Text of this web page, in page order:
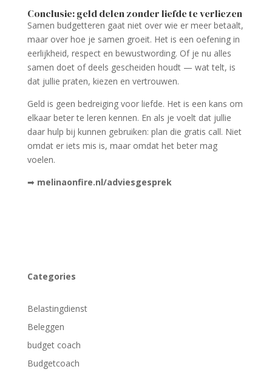
Conclusie: geld delen zonder liefde te verliezen
Samen budgetteren gaat niet over wie er meer betaalt,
maar over hoe je samen groeit. Het is een oefening in
eerlijkheid, respect en bewustwording. Of je nu alles
samen doet of deels gescheiden houdt — wat telt, is
dat jullie praten, kiezen en vertrouwen.
Geld is geen bedreiging voor liefde. Het is een kans om
elkaar beter te leren kennen. En als je voelt dat jullie
daar hulp bij kunnen gebruiken: plan die gratis call. Niet
omdat er iets mis is, maar omdat het beter mag
voelen.
➡ melinaonfire.nl/adviesgesprek
Categories
Belastingdienst
Beleggen
budget coach
Budgetcoach